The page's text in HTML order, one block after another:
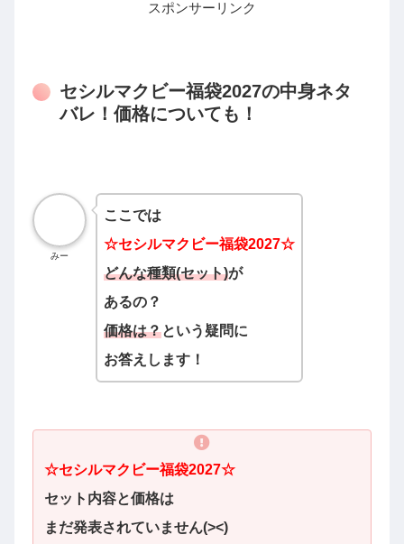
スポンサーリンク
セシルマクビー福袋2027の中身ネタ
バレ！価格についても！
みー
ここでは
☆セシルマクビー福袋2027☆
どんな種類(セット)が
あるの？
価格は？という 疑問に
お答えします ！
☆セシルマクビー福袋2027☆
セット内容と価格は
まだ発表されていません(><)